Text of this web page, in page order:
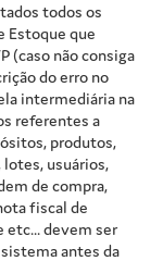
todos os
Estoque que
(caso não consiga
do erro no
intermediária na
referentes a
produtos,
usuários,
de compra,
fiscal de
etc... devem ser
antes da